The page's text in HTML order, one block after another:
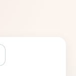
€20,00